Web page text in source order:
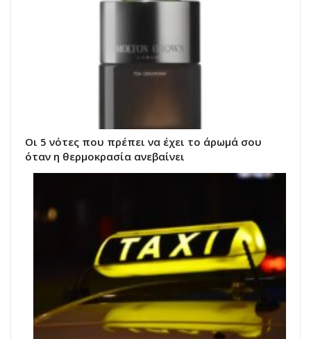
Οι 5 νότες που πρέπει να έχει το άρωμά σου
όταν η θερμοκρασία ανεβαίνει